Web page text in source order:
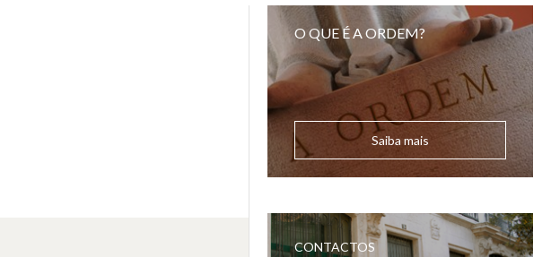
O QUE É A ORDEM?
Saiba mais
CONTACTOS